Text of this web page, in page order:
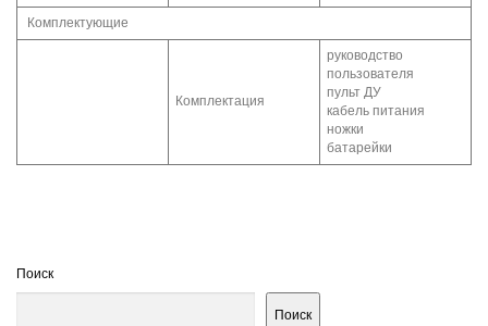
Комплектующие
Комплектация
руководство
пользователя
пульт ДУ
кабель питания
ножки
батарейки
Поиск
Поиск